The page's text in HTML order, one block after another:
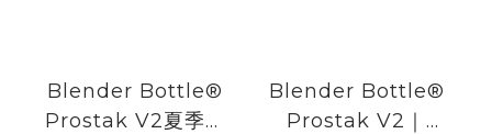
Blender Bottle®
Prostak V2夏季杯
Blender Bottle®
Prostak V2｜